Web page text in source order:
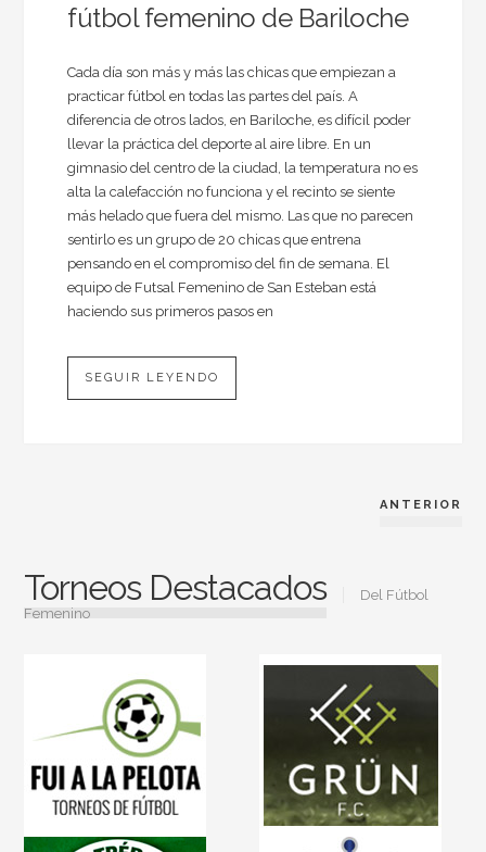
fútbol femenino de Bariloche
Cada día son más y más las chicas que empiezan a
practicar fútbol en todas las partes del país. A
diferencia de otros lados, en Bariloche, es difícil poder
llevar la práctica del deporte al aire libre. En un
gimnasio del centro de la ciudad, la temperatura no es
alta la calefacción no funciona y el recinto se siente
más helado que fuera del mismo. Las que no parecen
sentirlo es un grupo de 20 chicas que entrena
pensando en el compromiso del fin de semana. El
equipo de Futsal Femenino de San Esteban está
haciendo sus primeros pasos en
SEGUIR LEYENDO
ANTERIOR
Torneos Destacados
Del Fútbol
Femenino